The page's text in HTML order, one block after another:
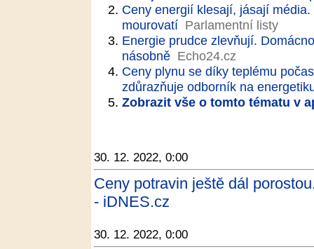
Ceny energií klesají, jásají
mourovatí Parlamentní listy
Energie prudce zlevňují.
násobně Echo24.cz
Ceny plynu se díky teplému
zdůrazňuje odborník na
Zobrazit vše o tomto tématu v
30. 12. 2022, 0:00
Ceny potravin ještě dál
- iDNES.cz
30. 12. 2022, 0:00